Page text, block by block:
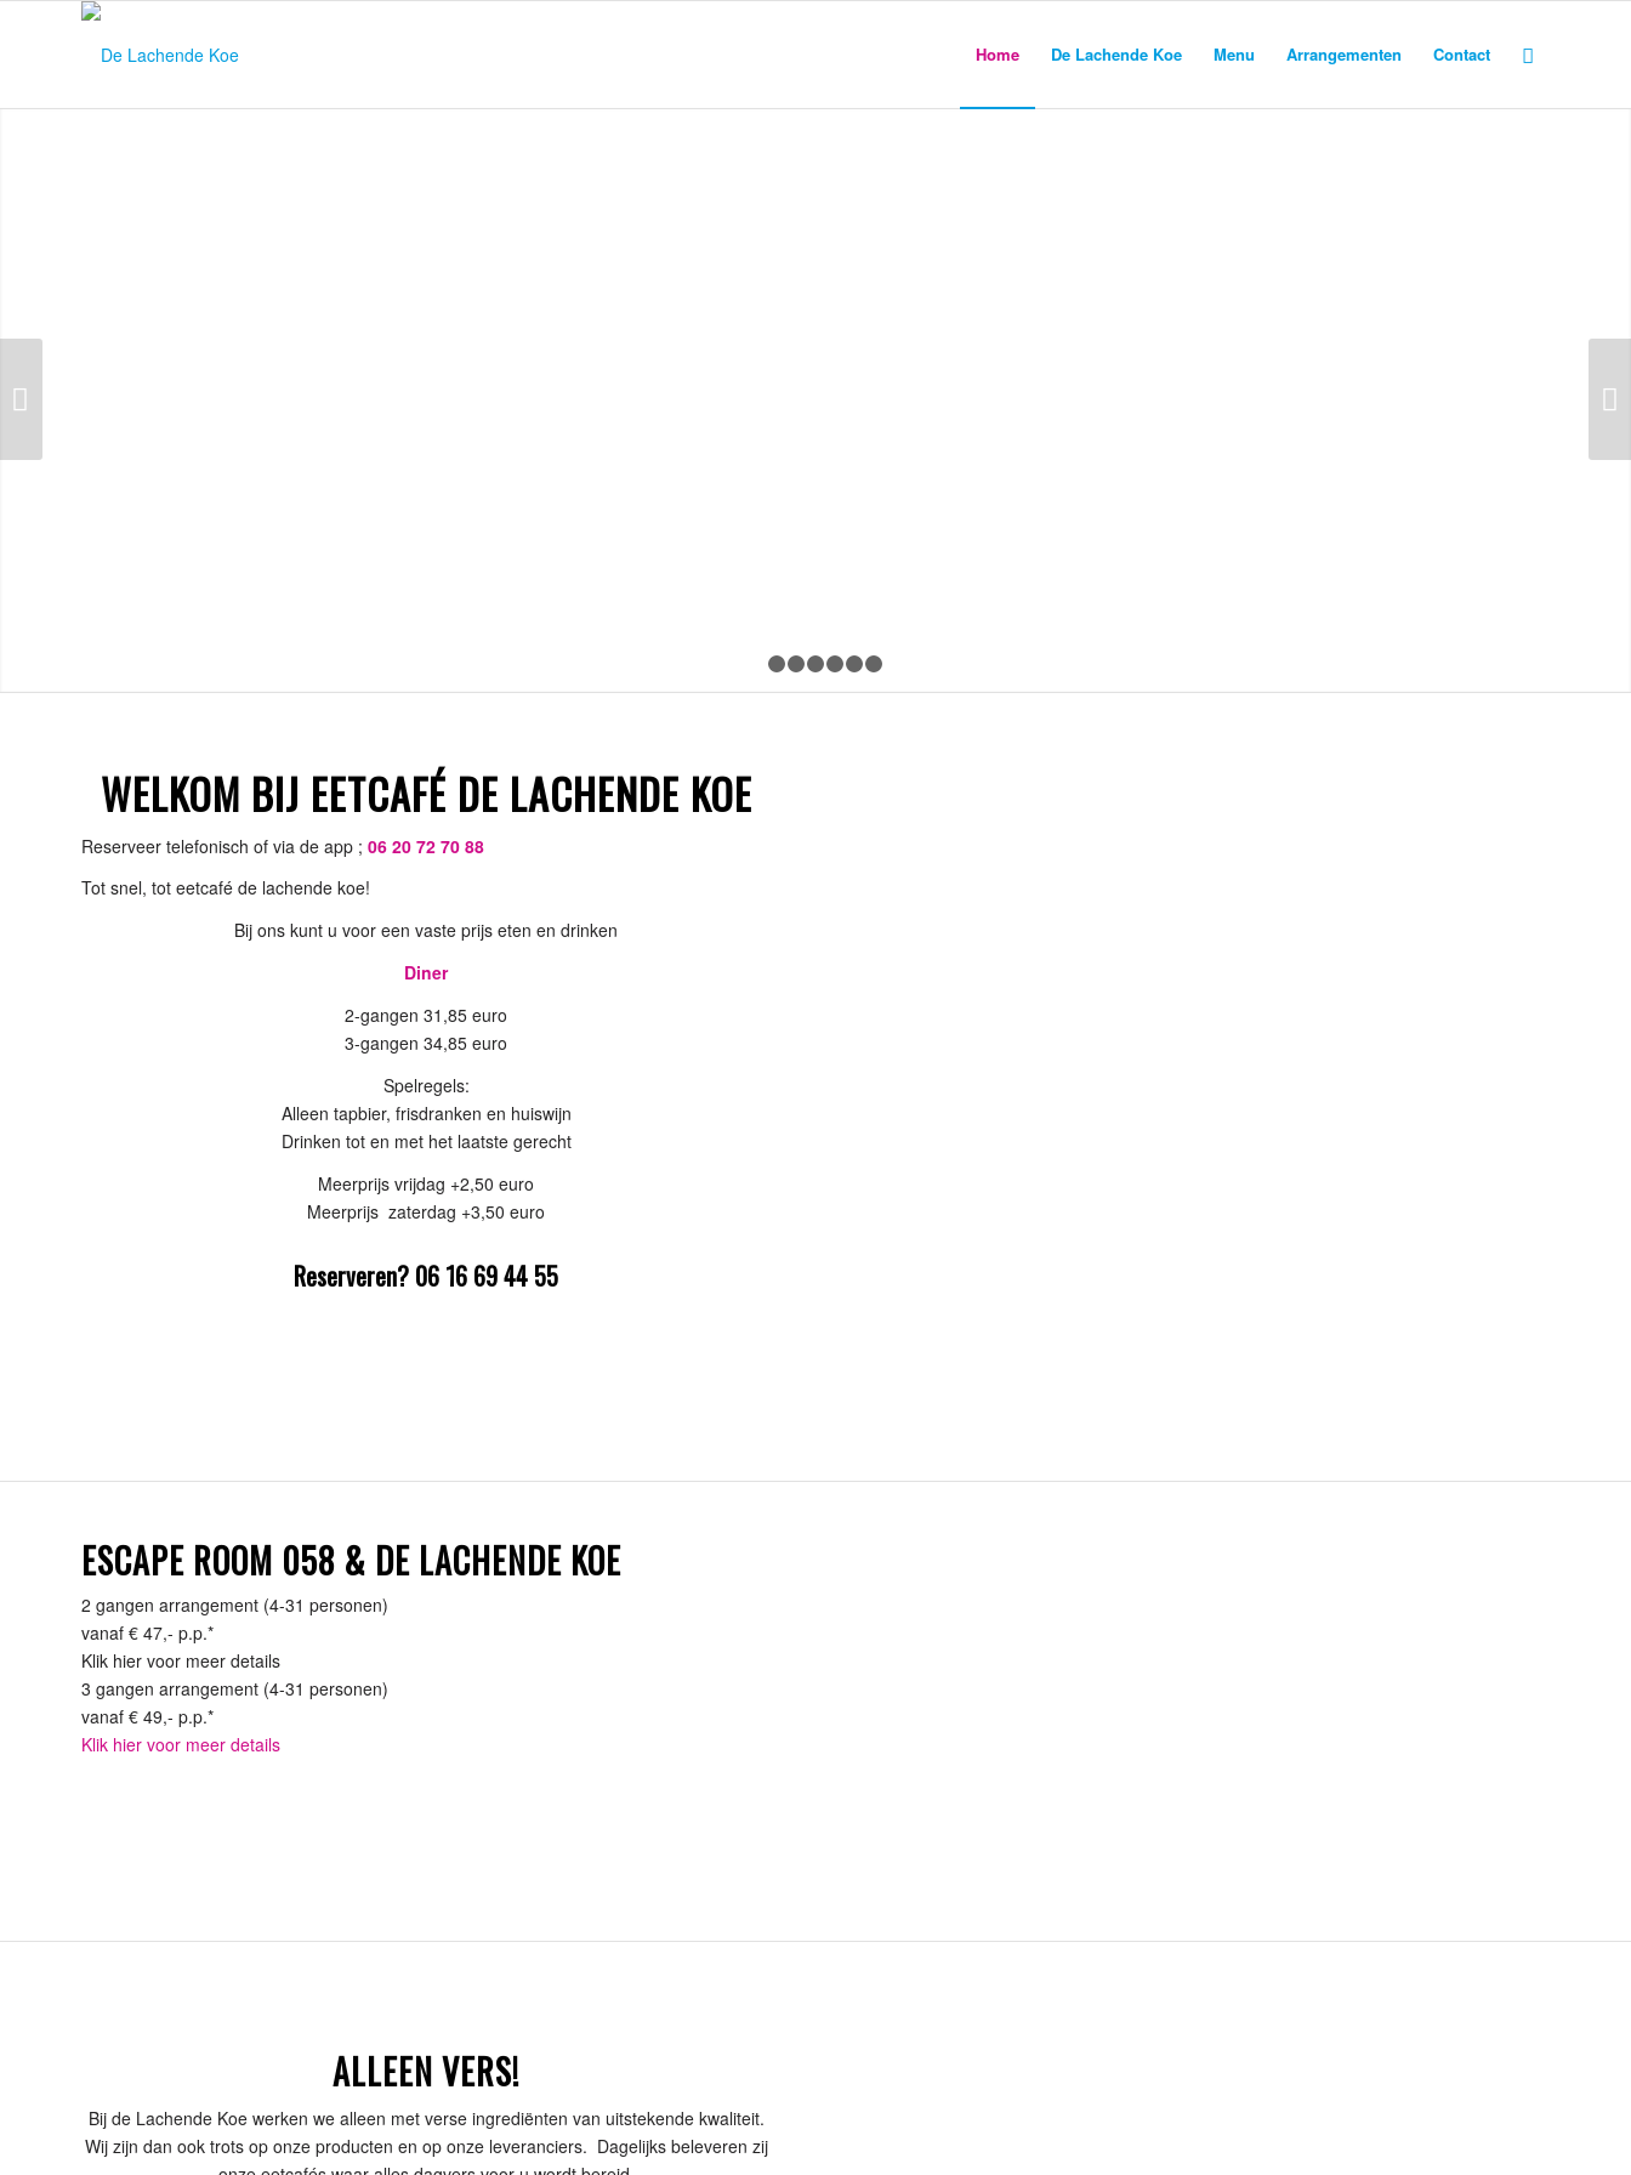
Home De Lachende Koe Menu Arrangementen Contact
1
WELKOM BIJ EETCAFÉ DE LACHENDE KOE
Reserveer telefonisch of via de app ; 06 20 72 70 88
Tot snel, tot eetcafé de lachende koe!
Bij ons kunt u voor een vaste prijs eten en drinken
Diner
2-gangen 31,85 euro
3-gangen 34,85 euro
Spelregels:
Alleen tapbier, frisdranken en huiswijn
Drinken tot en met het laatste gerecht
Meerprijs vrijdag +2,50 euro
Meerprijs zaterdag +3,50 euro
Reserveren? 06 16 69 44 55
ESCAPE ROOM 058 & DE LACHENDE KOE
2 gangen arrangement (4-31 personen)
vanaf € 47,- p.p.*
Klik hier voor meer details
3 gangen arrangement (4-31 personen)
vanaf € 49,- p.p.*
Klik hier voor meer details
ALLEEN VERS!
Bij de Lachende Koe werken we alleen met verse ingrediënten van uitstekende kwaliteit.
Wij zijn dan ook trots op onze producten en op onze leveranciers. Dagelijks beleveren zij